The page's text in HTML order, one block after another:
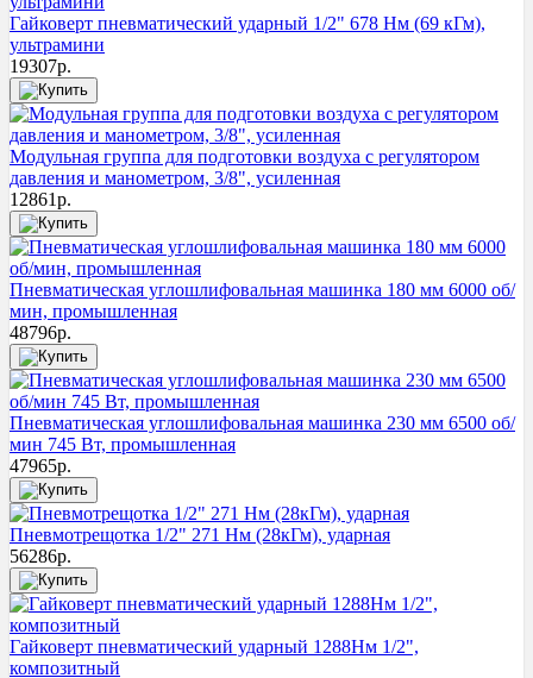
Гайковерт пневматический ударный 1/2" 678 Нм (69 кГм),
ультрамини
19307р.
Модульная группа для подготовки воздуха с регулятором
давления и манометром, 3/8", усиленная
12861р.
Пневматическая углошлифовальная машинка 180 мм 6000 об/
мин, промышленная
48796р.
Пневматическая углошлифовальная машинка 230 мм 6500 об/
мин 745 Вт, промышленная
47965р.
Пневмотрещотка 1/2" 271 Нм (28кГм), ударная
56286р.
Гайковерт пневматический ударный 1288Нм 1/2",
композитный